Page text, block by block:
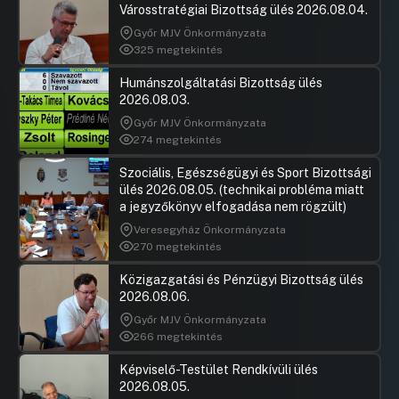
akadálymentesítési pályázatára
Hozzászólások Ugrás a napirendi pontra
27.Javaslat a Nemzetiségek Napja
Budapest 2025 program
megszervezésére
Hozzászólások Ugrás a napirendi pontra
28.Javaslat az útfelújítási program, valamint a
gyalogos-kerékpáros intézkedésekre szolgáló
kiskorrekciós keret felhasználásának
koncepciójáról
UGRÁS A NAPIREND ELEJÉRE
29.Javaslat útfelújításokhoz szükséges
intézkedési terv elkészítésére
HozzászólásokUgrás a napirendi pontra
Gulyás
30.Javaslat Kálvin tér jelzőlámpás
csomópontjának átállítására, valamint a
forgalomtechnikai sziget elbontására
Hozzászólások Ugrás a napirendi pontra
Gulyás
31.Javaslat a menstruációs szegénység
enyhítésével kapcsolatban
Városstratégiai Bizottság ülés 2026.08.04.
Győr MJV Önkormányzata
325 megtekintés
Humánszolgáltatási Bizottság ülés
2026.08.03.
Győr MJV Önkormányzata
274 megtekintés
Szociális, Egészségügyi és Sport Bizottsági
ülés 2026.08.05. (technikai probléma miatt
a jegyzőkönyv elfogadása nem rögzült)
Veresegyház Önkormányzata
270 megtekintés
Közigazgatási és Pénzügyi Bizottság ülés
2026.08.06.
Győr MJV Önkormányzata
266 megtekintés
Képviselő-Testület Rendkívüli ülés
2026.08.05.